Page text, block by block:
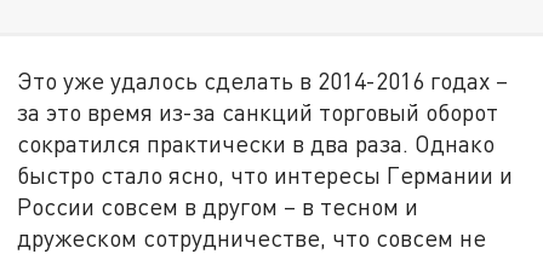
Это уже удалось сделать в 2014-2016 годах –
за это время из-за санкций торговый оборот
сократился практически в два раза. Однако
быстро стало ясно, что интересы Германии и
России совсем в другом – в тесном и
дружеском сотрудничестве, что совсем не